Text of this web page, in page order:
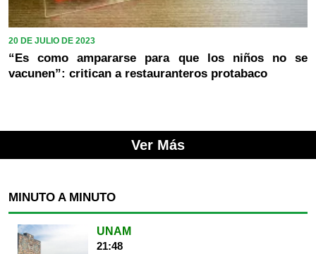
20 DE JULIO DE 2023
“Es como ampararse para que los niños no se
vacunen”: critican a restauranteros protabaco
Ver Más
MINUTO A MINUTO
UNAM
21:48